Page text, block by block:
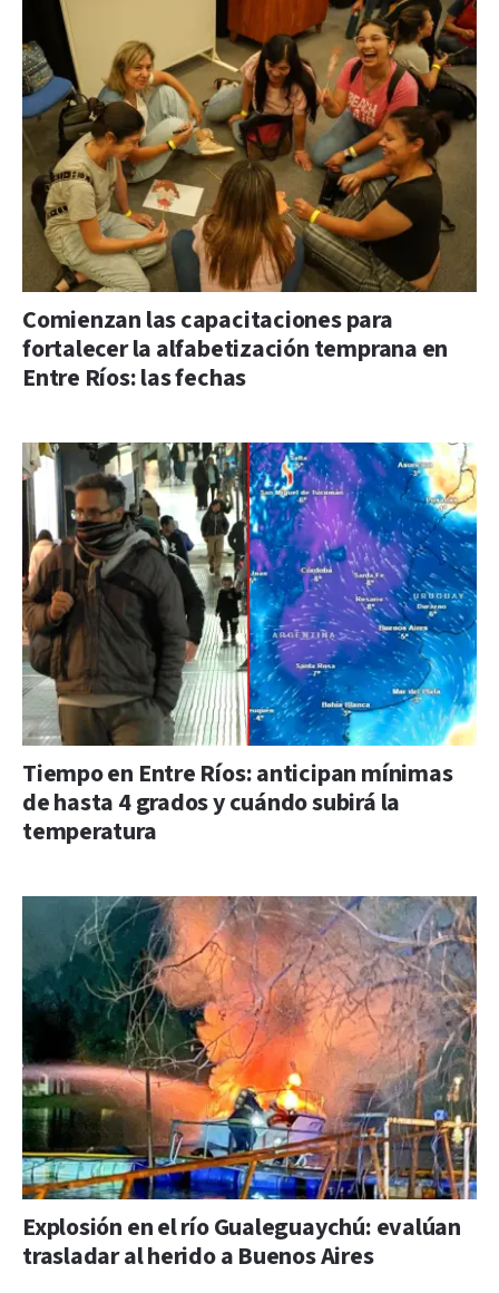
Comienzan las capacitaciones para
fortalecer la alfabetización temprana en
Entre Ríos: las fechas
Tiempo en Entre Ríos: anticipan mínimas
de hasta 4 grados y cuándo subirá la
temperatura
Explosión en el río Gualeguaychú: evalúan
trasladar al herido a Buenos Aires